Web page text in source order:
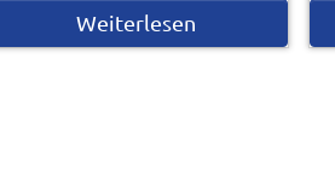
Weiterlesen